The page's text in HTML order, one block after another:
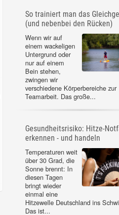
So trainiert man das
(und nebenbei den Rücken)
Wenn wir auf
einem wackeligen
Untergrund oder
nur auf einem
Bein stehen,
zwingen wir
verschiedene Körperbereiche zur
Teamarbeit. Das große...
Gesundheitsrisiko: Hitze-
erkennen - und handeln
Temperaturen weit
über 30 Grad, die
Sonne brennt: In
diesen Tagen
bringt wieder
einmal eine
Hitzewelle Deutschland ins
Das ist...